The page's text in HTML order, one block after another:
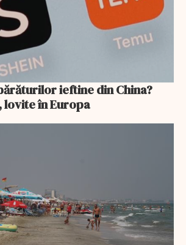
ieftine din China?
lovite în Europa